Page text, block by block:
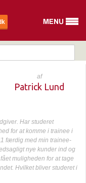
af
Patrick Lund
Har studeret
for at komme i trainee i
færdig med min trainee-
nye kunder ind og
muligheden for at tage
Hvilket bliver studeret i